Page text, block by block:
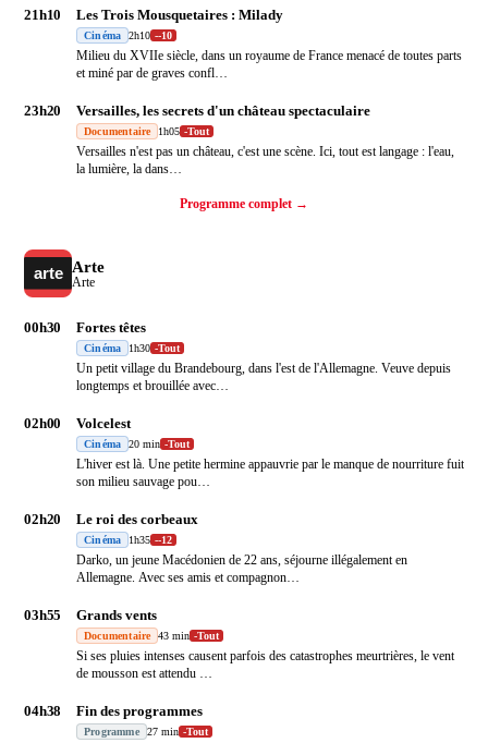
21h10 Les Trois Mousquetaires : Milady
Cinéma 2h10 --10
Milieu du XVIIe siècle, dans un royaume de France menacé de toutes parts
et miné par de graves confl…
23h20 Versailles, les secrets d'un château spectaculaire
Documentaire 1h05 -Tout
Versailles n'est pas un château, c'est une scène. Ici, tout est langage : l'eau,
la lumière, la dans…
Programme complet →
Arte
Arte
00h30 Fortes têtes
Cinéma 1h30 -Tout
Un petit village du Brandebourg, dans l'est de l'Allemagne. Veuve depuis
longtemps et brouillée avec…
02h00 Volcelest
Cinéma 20 min -Tout
L'hiver est là. Une petite hermine appauvrie par le manque de nourriture fuit
son milieu sauvage pou…
02h20 Le roi des corbeaux
Cinéma 1h35 --12
Darko, un jeune Macédonien de 22 ans, séjourne illégalement en
Allemagne. Avec ses amis et compagnon…
03h55 Grands vents
Documentaire 43 min -Tout
Si ses pluies intenses causent parfois des catastrophes meurtrières, le vent
de mousson est attendu …
04h38 Fin des programmes
Programme 27 min -Tout